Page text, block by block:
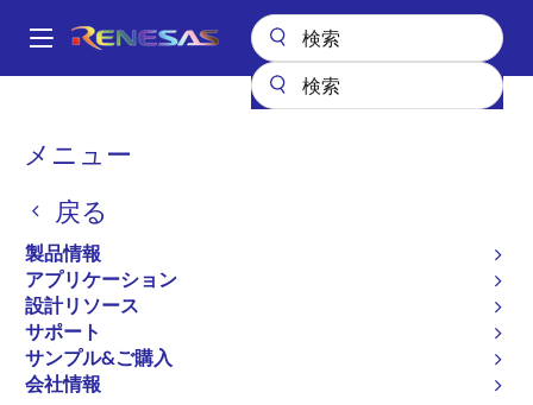
ン
Main
メニュー
戻る
製品情報
アプリケーション
設計リソース
サポート
サンプル&ご購入
会社情報
パ
く
ず
NFC
近距離無線通信（NFC）
ページセクションへ移動：